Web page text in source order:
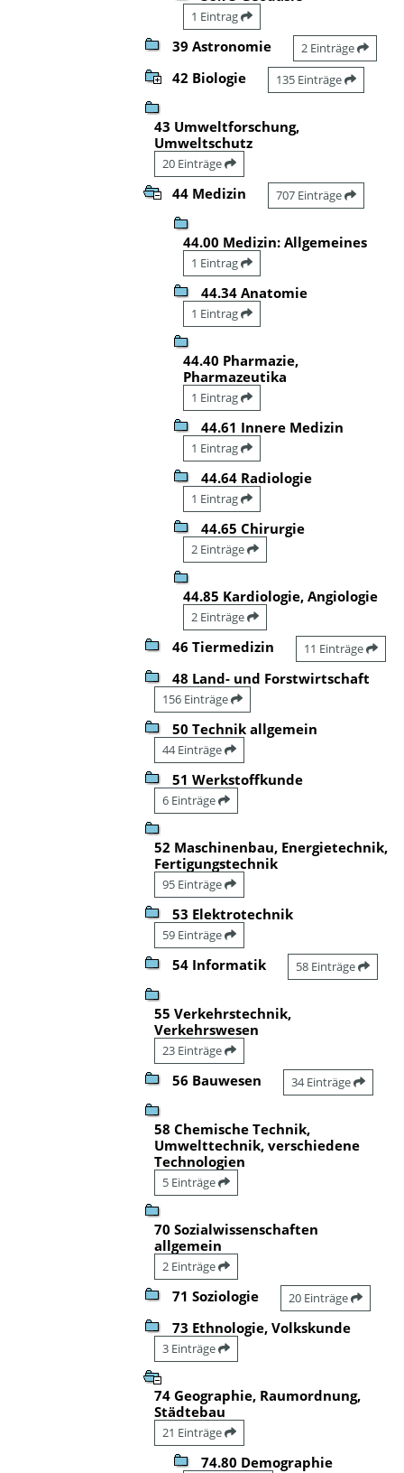
1 Eintrag
39 Astronomie 2 Einträge
42 Biologie 135 Einträge
43 Umweltforschung,
Umweltschutz
20 Einträge
44 Medizin 707 Einträge
44.00 Medizin: Allgemeines
1 Eintrag
44.34 Anatomie
1 Eintrag
44.40 Pharmazie,
Pharmazeutika
1 Eintrag
44.61 Innere Medizin
1 Eintrag
44.64 Radiologie
1 Eintrag
44.65 Chirurgie
2 Einträge
44.85 Kardiologie, Angiologie
2 Einträge
46 Tiermedizin 11 Einträge
48 Land- und Forstwirtschaft
156 Einträge
50 Technik allgemein
44 Einträge
51 Werkstoffkunde
6 Einträge
52 Maschinenbau, Energietechnik,
Fertigungstechnik
95 Einträge
53 Elektrotechnik
59 Einträge
54 Informatik 58 Einträge
55 Verkehrstechnik,
Verkehrswesen
23 Einträge
56 Bauwesen 34 Einträge
58 Chemische Technik,
Umwelttechnik, verschiedene
Technologien
5 Einträge
70 Sozialwissenschaften
allgemein
2 Einträge
71 Soziologie 20 Einträge
73 Ethnologie, Volkskunde
3 Einträge
74 Geographie, Raumordnung,
Städtebau
21 Einträge
74.80 Demographie